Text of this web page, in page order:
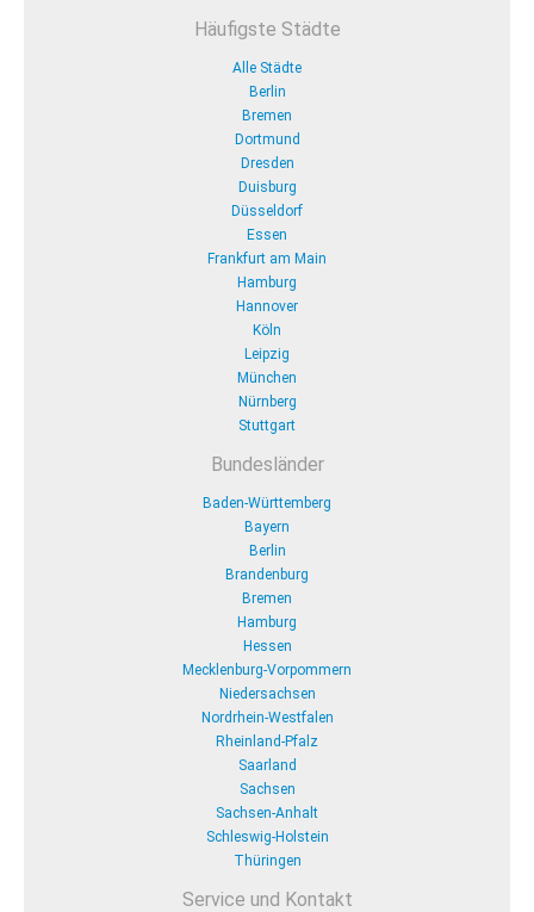
Häufigste Städte
Alle Städte
Berlin
Bremen
Dortmund
Dresden
Duisburg
Düsseldorf
Essen
Frankfurt am Main
Hamburg
Hannover
Köln
Leipzig
München
Nürnberg
Stuttgart
Bundesländer
Baden-Württemberg
Bayern
Berlin
Brandenburg
Bremen
Hamburg
Hessen
Mecklenburg-Vorpommern
Niedersachsen
Nordrhein-Westfalen
Rheinland-Pfalz
Saarland
Sachsen
Sachsen-Anhalt
Schleswig-Holstein
Thüringen
Service und Kontakt